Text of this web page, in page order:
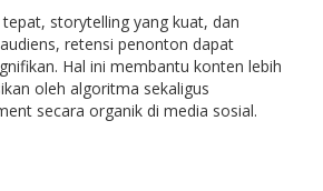
storytelling yang kuat, dan
retensi penonton dapat
Hal ini membantu konten lebih
oleh algoritma sekaligus
secara organik di media sosial.